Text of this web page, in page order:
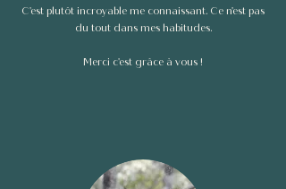
C'est plutôt incroyable me connaissant. Ce n'est pas
du tout dans mes habitudes.
Merci c'est grâce à vous !